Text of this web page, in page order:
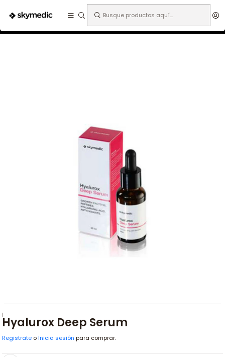
Medicina Estética Microneedling Hyalurox Deep Serum
|
Hyalurox Deep Serum
Registrate o Inicia sesión para comprar.